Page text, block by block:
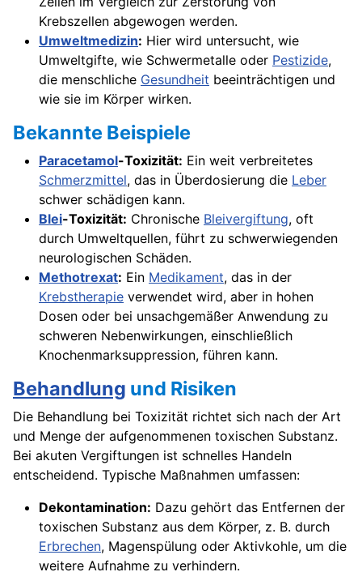
Krebszellen abgewogen werden.
Umweltmedizin: Hier wird untersucht, wie
Umweltgifte, wie Schwermetalle oder Pestizide,
die menschliche Gesundheit beeinträchtigen und
wie sie im Körper wirken.
Bekannte Beispiele
Paracetamol-Toxizität: Ein weit verbreitetes
Schmerzmittel, das in Überdosierung die Leber
schwer schädigen kann.
Blei-Toxizität: Chronische Bleivergiftung, oft
durch Umweltquellen, führt zu schwerwiegenden
neurologischen Schäden.
Methotrexat: Ein Medikament, das in der
Krebstherapie verwendet wird, aber in hohen
Dosen oder bei unsachgemäßer Anwendung zu
schweren Nebenwirkungen, einschließlich
Knochenmarksuppression, führen kann.
Behandlung und Risiken
Die Behandlung bei Toxizität richtet sich nach der Art
und Menge der aufgenommenen toxischen Substanz.
Bei akuten Vergiftungen ist schnelles Handeln
entscheidend. Typische Maßnahmen umfassen:
Dekontamination: Dazu gehört das Entfernen der
toxischen Substanz aus dem Körper, z. B. durch
Erbrechen, Magenspülung oder Aktivkohle, um die
weitere Aufnahme zu verhindern.